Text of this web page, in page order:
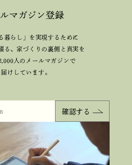
マガジン登録
暮らし」を実現するために
る、家づくりの裏側と真実を
人のメールマガジンで
届けしています。